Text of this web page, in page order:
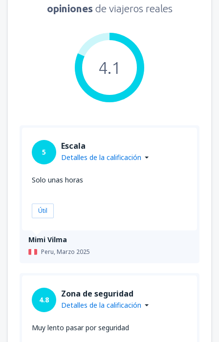
opiniones de viajeros reales
4.1
Mimi Vilma
Peru,Marzo 2025
5
Escala
Detalles de la calificación
Solo unas horas
Útil
4.8
Zona de seguridad
Detalles de la calificación
Muy lento pasar por seguridad